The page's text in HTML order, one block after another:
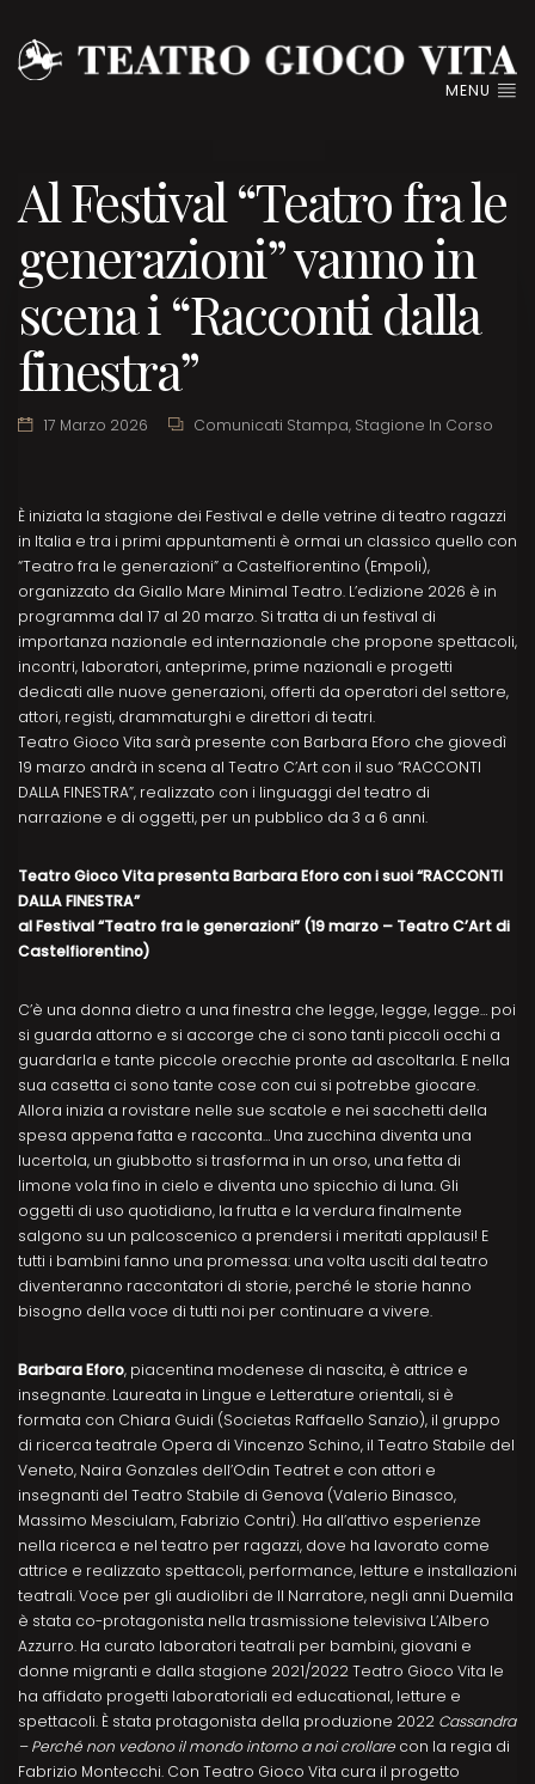
MENU
Al Festival “Teatro fra le
generazioni” vanno in
scena i “Racconti dalla
finestra”
17 Marzo 2026 Comunicati Stampa, Stagione In Corso
È iniziata la stagione dei Festival e delle vetrine di teatro ragazzi
in Italia e tra i primi appuntamenti è ormai un classico quello con
“Teatro fra le generazioni” a Castelfiorentino (Empoli),
organizzato da Giallo Mare Minimal Teatro. L’edizione 2026 è in
programma dal 17 al 20 marzo. Si tratta di un festival di
importanza nazionale ed internazionale che propone spettacoli,
incontri, laboratori, anteprime, prime nazionali e progetti
dedicati alle nuove generazioni, offerti da operatori del settore,
attori, registi, drammaturghi e direttori di teatri.
Teatro Gioco Vita sarà presente con Barbara Eforo che giovedì
19 marzo andrà in scena al Teatro C’Art con il suo “RACCONTI
DALLA FINESTRA”, realizzato con i linguaggi del teatro di
narrazione e di oggetti, per un pubblico da 3 a 6 anni.
Teatro Gioco Vita presenta Barbara Eforo con i suoi “RACCONTI
DALLA FINESTRA”
al Festival “Teatro fra le generazioni” (19 marzo – Teatro C’Art di
Castelfiorentino)
C’è una donna dietro a una finestra che legge, legge, legge… poi
si guarda attorno e si accorge che ci sono tanti piccoli occhi a
guardarla e tante piccole orecchie pronte ad ascoltarla. E nella
sua casetta ci sono tante cose con cui si potrebbe giocare.
Allora inizia a rovistare nelle sue scatole e nei sacchetti della
spesa appena fatta e racconta… Una zucchina diventa una
lucertola, un giubbotto si trasforma in un orso, una fetta di
limone vola fino in cielo e diventa uno spicchio di luna. Gli
oggetti di uso quotidiano, la frutta e la verdura finalmente
salgono su un palcoscenico a prendersi i meritati applausi! E
tutti i bambini fanno una promessa: una volta usciti dal teatro
diventeranno raccontatori di storie, perché le storie hanno
bisogno della voce di tutti noi per continuare a vivere.
Barbara Eforo, piacentina modenese di nascita, è attrice e
insegnante. Laureata in Lingue e Letterature orientali, si è
formata con Chiara Guidi (Societas Raffaello Sanzio), il gruppo
di ricerca teatrale Opera di Vincenzo Schino, il Teatro Stabile del
Veneto, Naira Gonzales dell’Odin Teatret e con attori e
insegnanti del Teatro Stabile di Genova (Valerio Binasco,
Massimo Mesciulam, Fabrizio Contri). Ha all’attivo esperienze
nella ricerca e nel teatro per ragazzi, dove ha lavorato come
attrice e realizzato spettacoli, performance, letture e installazioni
teatrali. Voce per gli audiolibri de Il Narratore, negli anni Duemila
è stata co-protagonista nella trasmissione televisiva L’Albero
Azzurro. Ha curato laboratori teatrali per bambini, giovani e
donne migranti e dalla stagione 2021/2022 Teatro Gioco Vita le
ha affidato progetti laboratoriali ed educational, letture e
spettacoli. È stata protagonista della produzione 2022 Cassandra
– Perché non vedono il mondo intorno a noi crollare con la regia di
Fabrizio Montecchi. Con Teatro Gioco Vita cura il progetto